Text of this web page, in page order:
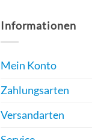
Die
Optionen
auf
der
Produktseite
gewählt
Informationen
Mein Konto
Zahlungsarten
Versandarten